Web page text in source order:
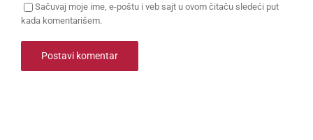
Sačuvaj moje ime, e-poštu i veb sajt u ovom čitaču sledeći put
kada komentarišem.